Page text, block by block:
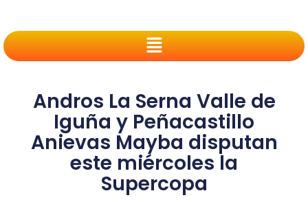
Andros La Serna Valle de
Iguña y Peñacastillo
Anievas Mayba disputan
este miércoles la
Supercopa